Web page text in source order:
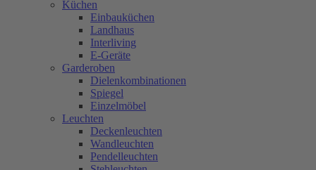
Küchen
Einbauküchen
Landhaus
Interliving
E-Geräte
Garderoben
Dielenkombinationen
Spiegel
Einzelmöbel
Leuchten
Deckenleuchten
Wandleuchten
Pendelleuchten